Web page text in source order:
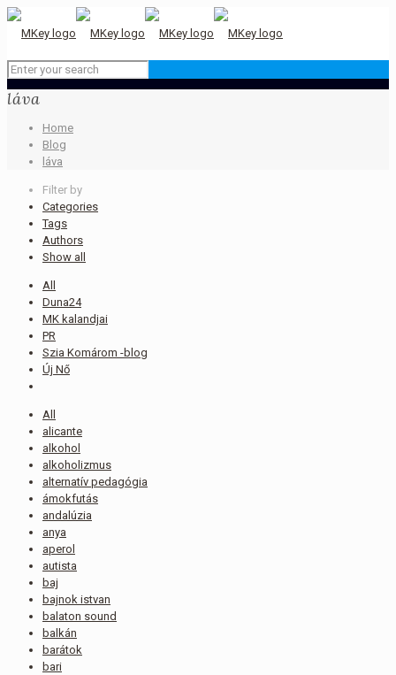
láva
Home
Blog
láva
Filter by
Categories
Tags
Authors
Show all
All
Duna24
MK kalandjai
PR
Szia Komárom -blog
Új Nő
All
alicante
alkohol
alkoholizmus
alternatív pedagógia
ámokfutás
andalúzia
anya
aperol
autista
baj
bajnok istvan
balaton sound
balkán
barátok
bari